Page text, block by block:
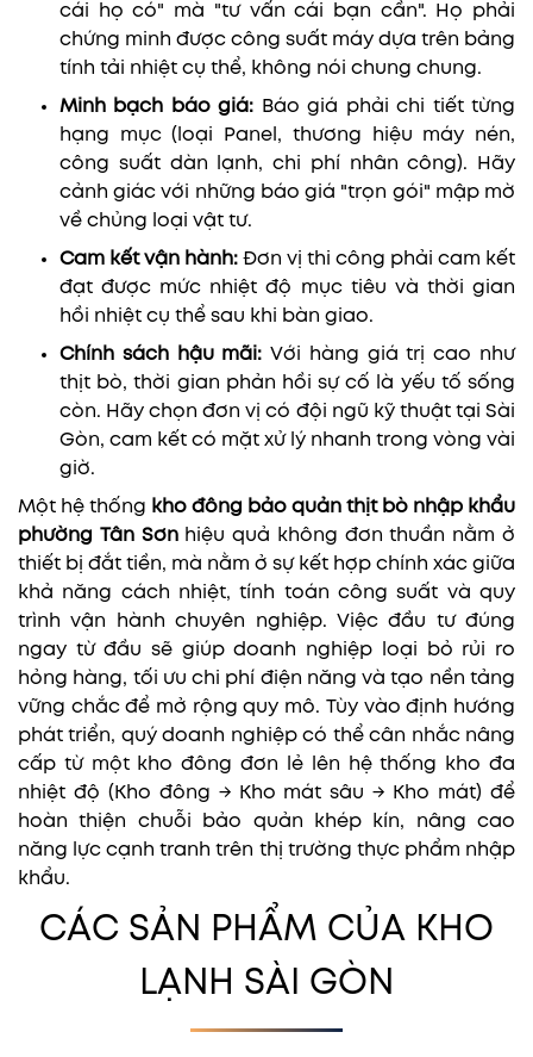
cái họ có" mà "tư vấn cái bạn cần". Họ phải
chứng minh được công suất máy dựa trên bảng
tính tải nhiệt cụ thể, không nói chung chung.
Minh bạch báo giá:
Báo giá phải chi tiết từng
hạng mục (loại Panel, thương hiệu máy nén,
công suất dàn lạnh, chi phí nhân công). Hãy
cảnh giác với những báo giá "trọn gói" mập mờ
về chủng loại vật tư.
Cam kết vận hành: Đơn vị thi công phải cam kết
đạt được mức nhiệt độ mục tiêu và thời gian
hồi nhiệt cụ thể sau khi bàn giao.
Chính sách hậu mãi:Với hàng giá trị cao như
thịt bò, thời gian phản hồi sự cố là yếu tố sống
còn. Hãy chọn đơn vị có đội ngũ kỹ thuật tại Sài
Gòn, cam kết có mặt xử lý nhanh trong vòng vài
giờ.
Một hệ thống kho đông bảo quản thịt bò nhập khẩu
phường Tân Sơnhiệu quả không đơn thuần nằm ở
thiết bị đắt tiền, mà nằm ở sự kết hợp chính xác giữa
khả năng cách nhiệt, tính toán công suất và quy
trình vận hành chuyên nghiệp. Việc đầu tư đúng
ngay từ đầu sẽ giúp doanh nghiệp loại bỏ rủi ro
hỏng hàng, tối ưu chi phí điện năng và tạo nền tảng
vững chắc để mở rộng quy mô. Tùy vào định hướng
phát triển, quý doanh nghiệp có thể cân nhắc nâng
cấp từ một kho đông đơn lẻ lên hệ thống kho đa
nhiệt độ (Kho đông → Kho mát sâu → Kho mát) để
hoàn thiện chuỗi bảo quản khép kín, nâng cao
năng lực cạnh tranh trên thị trường thực phẩm nhập
khẩu.
CÁC SẢN PHẨM CỦA KHO
LẠNH SÀI GÒN